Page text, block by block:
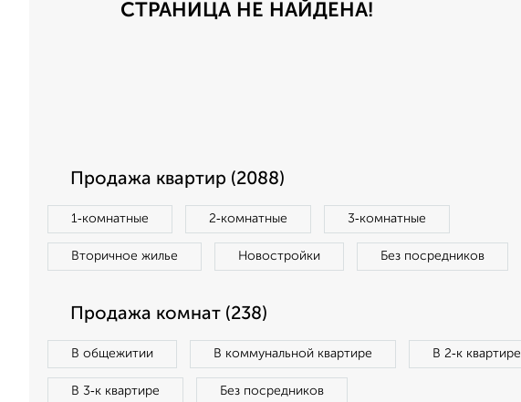
СТРАНИЦА НЕ НАЙДЕНА!
Продажа квартир (2088)
1‑комнатные 2‑комнатные 3‑комнатные
Вторичное жилье Новостройки Без посредников
Продажа комнат (238)
В общежитии В коммунальной квартире В 2‑к квартире
В 3‑к квартире Без посредников